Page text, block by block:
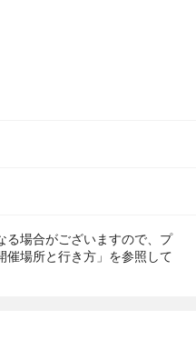
る場合がございますので、プ
催場所と行き方」を参照して